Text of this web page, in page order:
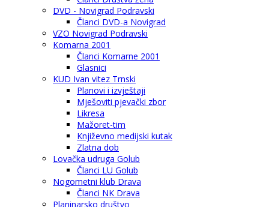
DVD - Novigrad Podravski
Članci DVD-a Novigrad
VZO Novigrad Podravski
Komarna 2001
Članci Komarne 2001
Glasnici
KUD Ivan vitez Trnski
Planovi i izvještaji
Mješoviti pjevački zbor
Likresa
Mažoret-tim
Književno medijski kutak
Zlatna dob
Lovačka udruga Golub
Članci LU Golub
Nogometni klub Drava
Članci NK Drava
Planinarsko društvo